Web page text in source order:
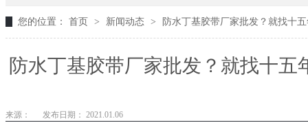
您的位置： 首页 > 新闻动态 > 防水丁基胶带厂家批发？就找十
防水丁基胶带厂家批发？就找十
来源： 发布日期： 2021.01.06